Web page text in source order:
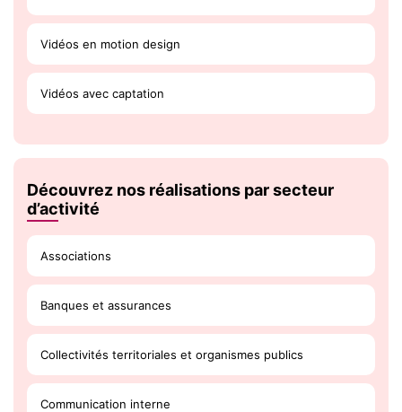
Vidéos en motion design
Vidéos avec captation
Découvrez nos réalisations par secteur
d’activité
Associations
Banques et assurances
Collectivités territoriales et organismes publics
Communication interne